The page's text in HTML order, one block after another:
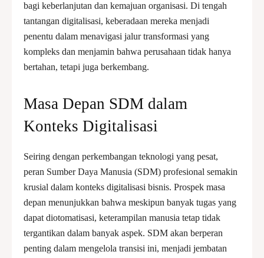
bagi keberlanjutan dan kemajuan organisasi. Di tengah
tantangan digitalisasi, keberadaan mereka menjadi
penentu dalam menavigasi jalur transformasi yang
kompleks dan menjamin bahwa perusahaan tidak hanya
bertahan, tetapi juga berkembang.
Masa Depan SDM dalam
Konteks Digitalisasi
Seiring dengan perkembangan teknologi yang pesat,
peran Sumber Daya Manusia (SDM) profesional semakin
krusial dalam konteks digitalisasi bisnis. Prospek masa
depan menunjukkan bahwa meskipun banyak tugas yang
dapat diotomatisasi, keterampilan manusia tetap tidak
tergantikan dalam banyak aspek. SDM akan berperan
penting dalam mengelola transisi ini, menjadi jembatan